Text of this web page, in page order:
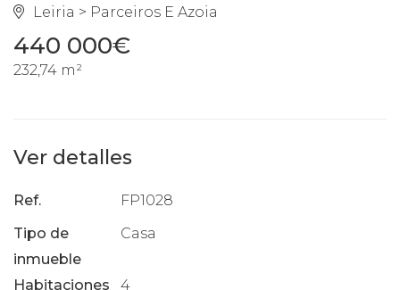
Leiria > Parceiros E Azoia
440 000€
232,74 m²
Ver detalles
Ref.
FP1028
Tipo de
inmueble
Casa
Habitaciones 4